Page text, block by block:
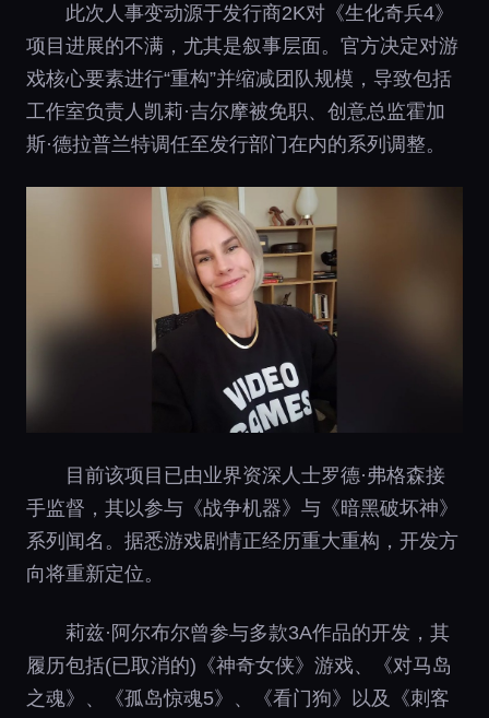
此次人事变动源于发行商2K对《生化奇兵4》
项目进展的不满，尤其是叙事层面。官方决定对游
戏核心要素进行“重构”并缩减团队规模，导致包括
工作室负责人凯莉·吉尔摩被免职、创意总监霍加
斯·德拉普兰特调任至发行部门在内的系列调整。
目前该项目已由业界资深人士罗德·弗格森接
手监督，其以参与《战争机器》与《暗黑破坏神》
系列闻名。据悉游戏剧情正经历重大重构，开发方
向将重新定位。
莉兹·阿尔布尔曾参与多款3A作品的开发，其
履历包括(已取消的)《神奇女侠》游戏、《对马岛
之魂》、《孤岛惊魂5》、《看门狗》以及《刺客